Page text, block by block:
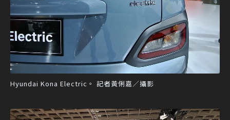
Hyundai Kona Electric。 記者黃俐嘉／攝影